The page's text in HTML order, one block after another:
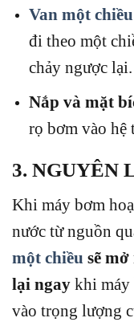
Van một chiều
đi theo một
chảy ngược lại.
Nắp và mặt
rọ bơm vào hệ
3. NGUYÊN
Khi máy bơm
nước từ nguồn
một chiều sẽ mở
lại ngay khi máy
vào trọng lượng